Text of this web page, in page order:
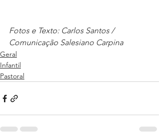
Fotos e Texto: Carlos Santos /
Comunicação Salesiano Carpina
Geral
Infantil
Pastoral